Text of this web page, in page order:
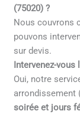
(75020) ?
Nous couvrons
pouvons
sur devis.
Intervenez-vous
Oui, notre
arrondissement
soirée et jours